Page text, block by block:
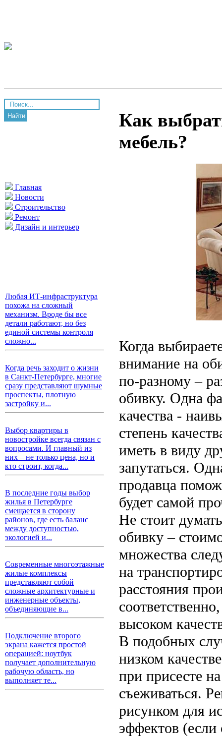
Найти
Главная
Новости
Строительство
Ремонт
Дизайн и интерьер
Любая ИТ-инфраструктура
похожа на сложный
механизм. Вроде бы все
детали работают, но без
единой системы контроля
сложно...
Когда речь заходит о жизни
в Санкт-Петербурге, многие
сразу представляют шумные
проспекты, плотную
застройку и...
Выбор квартиры в
новостройке всегда связан с
вопросами. И главный из
них – не только цена, но и
кто строит, когда...
В последние годы выбор
жилья в Петербурге
смещается в сторону
районов, где есть баланс
между доступностью,
экологией и...
Современные многоэтажные
жилые комплексы
представляют собой
сложные архитектурные и
инженерные объекты,
объединяющие в...
Подключение второго
экрана кажется простой
операцией: ноутбук
получает дополнительную
рабочую область, но
выполняет те...
Как
мебель?
Когда
внимание на
по-разному –
обивку. Одна
качества -
степень
иметь в виду
запутаться.
продавца
будет самой
Не стоит
обивку –
множества
на
расстояния
высоком
В подобных
низком
при присесте
съеживаться.
рисунком для
эффектов